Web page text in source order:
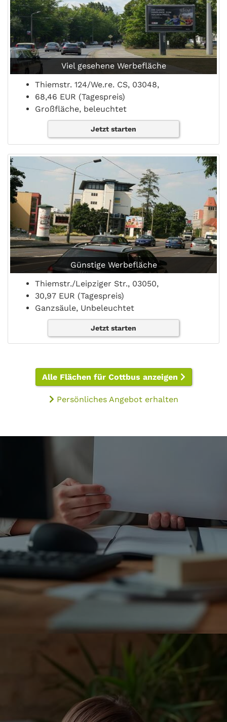
Viel gesehene Werbefläche
Thiemstr. 124/We.re. CS, 03048,
68,46 EUR (Tagespreis)
Großfläche, beleuchtet
Jetzt starten
Günstige Werbefläche
Thiemstr./Leipziger Str., 03050,
30,97 EUR (Tagespreis)
Ganzsäule, Unbeleuchtet
Jetzt starten
Alle Flächen für Cottbus anzeigen
Persönliches Angebot erhalten